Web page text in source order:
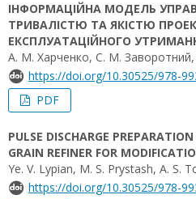
ІНФОРМАЦІЙНА МОДЕЛЬ
ТРИВАЛІСТЮ ТА ЯКІСТЮ
ЕКСПЛУАТАЦІЙНОГО
А. М. Харченко, С. М.
https://doi.org/10.30525/978-
PDF
PULSE DISCHARGE
GRAIN REFINER FOR
Ye. V. Lypian, M. S. Prystash, A. S.
https://doi.org/10.30525/978-